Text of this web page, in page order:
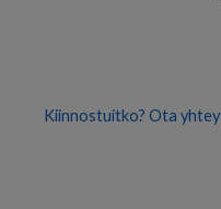
Kiinnostuitko? Ota